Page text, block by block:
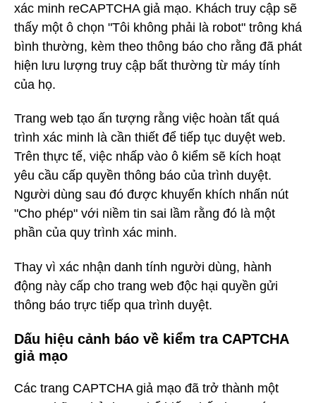
xác minh reCAPTCHA giả mạo. Khách truy cập sẽ
thấy một ô chọn "Tôi không phải là robot" trông khá
bình thường, kèm theo thông báo cho rằng đã phát
hiện lưu lượng truy cập bất thường từ máy tính
của họ.
Trang web tạo ấn tượng rằng việc hoàn tất quá
trình xác minh là cần thiết để tiếp tục duyệt web.
Trên thực tế, việc nhấp vào ô kiểm sẽ kích hoạt
yêu cầu cấp quyền thông báo của trình duyệt.
Người dùng sau đó được khuyến khích nhấn nút
"Cho phép" với niềm tin sai lầm rằng đó là một
phần của quy trình xác minh.
Thay vì xác nhận danh tính người dùng, hành
động này cấp cho trang web độc hại quyền gửi
thông báo trực tiếp qua trình duyệt.
Dấu hiệu cảnh báo về kiểm tra CAPTCHA
giả mạo
Các trang CAPTCHA giả mạo đã trở thành một